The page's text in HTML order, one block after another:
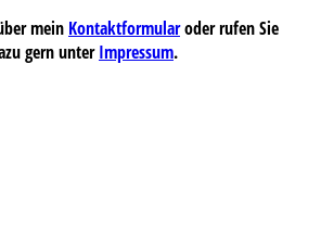
mein Kontaktformularoder rufen Sie
gern unterImpressum.